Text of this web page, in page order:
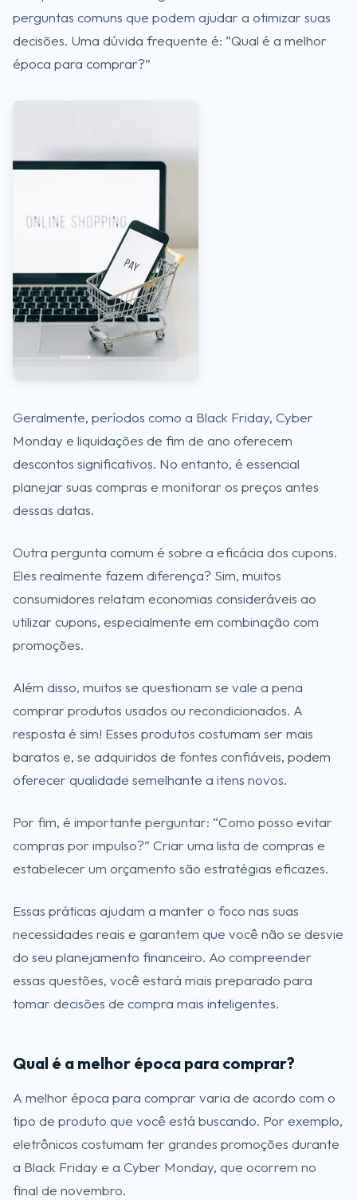
perguntas comuns que podem ajudar a otimizar suas
decisões. Uma dúvida frequente é: “Qual é a melhor
época para comprar?”
Geralmente, períodos como a Black Friday, Cyber
Monday e liquidações de fim de ano oferecem
descontos significativos. No entanto, é essencial
planejar suas compras e monitorar os preços antes
dessas datas.
Outra pergunta comum é sobre a eficácia dos cupons.
Eles realmente fazem diferença? Sim, muitos
consumidores relatam economias consideráveis ao
utilizar cupons, especialmente em combinação com
promoções.
Além disso, muitos se questionam se vale a pena
comprar produtos usados ou recondicionados. A
resposta é sim! Esses produtos costumam ser mais
baratos e, se adquiridos de fontes confiáveis, podem
oferecer qualidade semelhante a itens novos.
Por fim, é importante perguntar: “Como posso evitar
compras por impulso?” Criar uma lista de compras e
estabelecer um orçamento são estratégias eficazes.
Essas práticas ajudam a manter o foco nas suas
necessidades reais e garantem que você não se desvie
do seu planejamento financeiro. Ao compreender
essas questões, você estará mais preparado para
tomar decisões de compra mais inteligentes.
Qual é a melhor época para comprar?
A melhor época para comprar varia de acordo com o
tipo de produto que você está buscando. Por exemplo,
eletrônicos costumam ter grandes promoções durante
a Black Friday e a Cyber Monday, que ocorrem no
final de novembro.